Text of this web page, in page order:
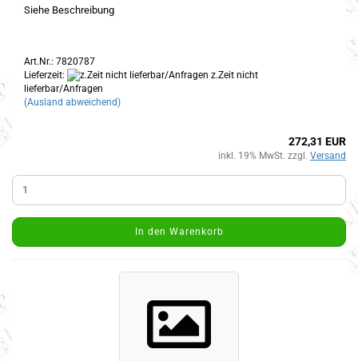
Siehe Beschreibung
Art.Nr.: 7820787
Lieferzeit:
z.Zeit nicht
lieferbar/Anfragen
(Ausland abweichend)
272,31 EUR
inkl. 19% MwSt. zzgl. Versand
In den Warenkorb